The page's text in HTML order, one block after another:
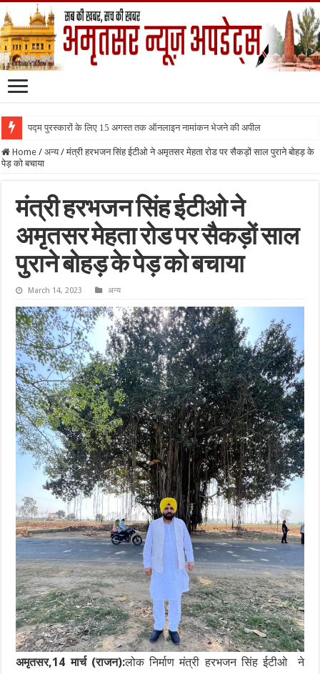
पद्म पुरस्कारों के लिए 15 अगस्त तक ऑनलाइन नामांकन भेजने की अपील
Home / अन्य / मंत्री हरभजन सिंह ईटीओ ने अमृतसर मेहता रोड पर सैकड़ों साल पुराने बोहड़ के
पेड़ को बचाया
मंत्री हरभजन सिंह ईटीओ ने
अमृतसर मेहता रोड पर सैकड़ों साल
पुराने बोहड़ के पेड़ को बचाया
March 14, 2023 अन्य
अमृतसर,14 मार्च (राजन):लोक निर्माण मंत्री हरभजन सिंह ईटीओ ने